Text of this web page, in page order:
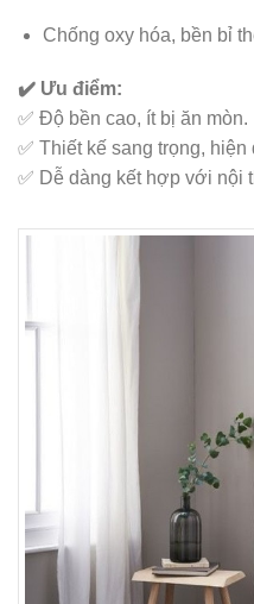
Chống oxy hóa, bền bỉ
✔️ Ưu điểm:
✅ Độ bền cao, ít bị ăn mòn.
✅ Thiết kế sang trọng, hiện
✅ Dễ dàng kết hợp với nội